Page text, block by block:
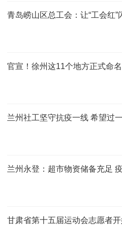
青岛崂山区总工会：让“工会红
官宣！徐州这11个地方正式命
兰州社工坚守抗疫一线 希望过
兰州永登：超市物资储备充足
甘肃省第十五届运动会志愿者